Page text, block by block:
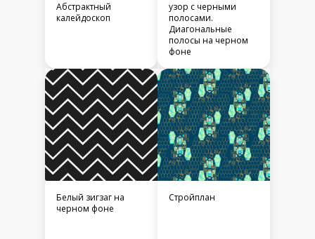
Абстрактный
калейдоскоп
узор с черными
полосами.
Диагональные
полосы на черном
фоне
Белый зигзаг на
черном фоне
Стройплан